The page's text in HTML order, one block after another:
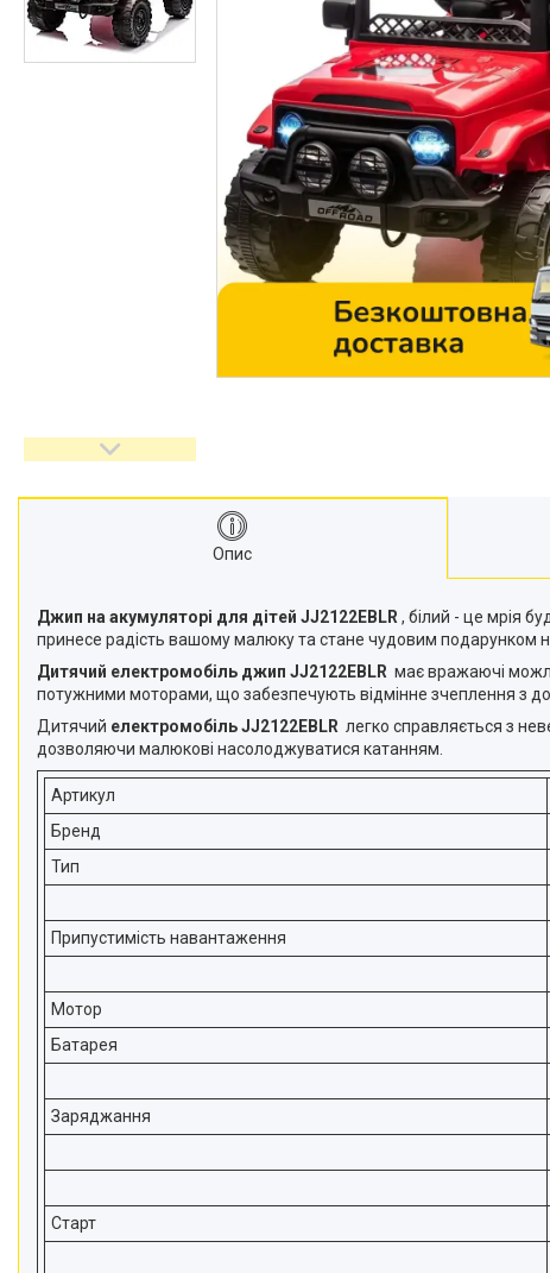
Опис
Джип на акумуляторі для дітей JJ2122EBLR , білий - це мрія
принесе радість вашому малюку та стане чудовим подарунком
Дитячий електромобіль джип JJ2122EBLR має вражаючі
потужними моторами, що забезпечують відмінне зчеплення з
Дитячий електромобіль JJ2122EBLR легко справляється з
дозволяючи малюкові насолоджуватися катанням.
Артикул
Бренд
Тип
Припустимість навантаження
Мотор
Батарея
Заряджання
Старт